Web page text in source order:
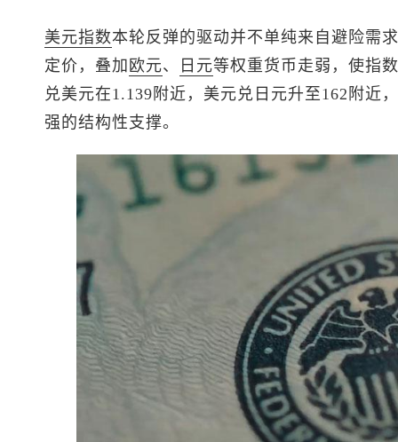
美元指数本轮反弹的驱动并不单纯来自避险需
定价，叠加 欧元、 日元等权重货币走弱，使指
兑美元在1.139附近， 美元兑日元升至162附近
强的结构性支撑。